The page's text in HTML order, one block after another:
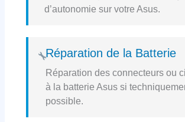
d’autonomie sur votre Asus.
Réparation de la Batterie
Réparation des connecteurs ou
à la batterie Asus si
possible.